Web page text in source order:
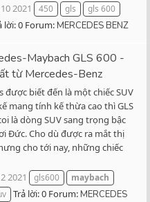
2021 450 gls
gls 600
lời: 0 Forum:MERCEDES BENZ
Maybach GLS 600 -
từ Mercedes-Benz
được biết đến là một chiếc SUV
mang tính kế thừa cao thì GLS
là dòng SUV sang trọng bậc
Đức. Cho dù được ra mắt thị
cho tới nay, những chiếc
2021 gls600
maybach
Trả lời: 0 Forum:MERCEDES